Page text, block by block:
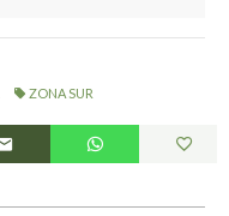
ZONA SUR